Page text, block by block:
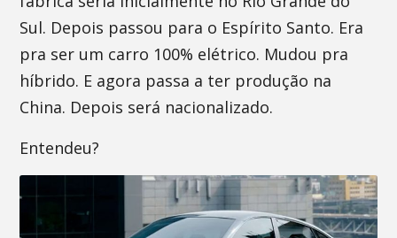
Sul. Depois passou para o Espírito Santo. Era
pra ser um carro 100% elétrico. Mudou pra
híbrido. E agora passa a ter produção na
China. Depois será nacionalizado.
Entendeu?